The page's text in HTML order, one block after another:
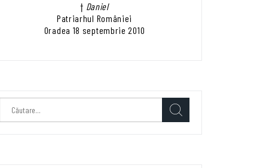
† Daniel
Patriarhul României
Oradea 18 septembrie 2010
după: